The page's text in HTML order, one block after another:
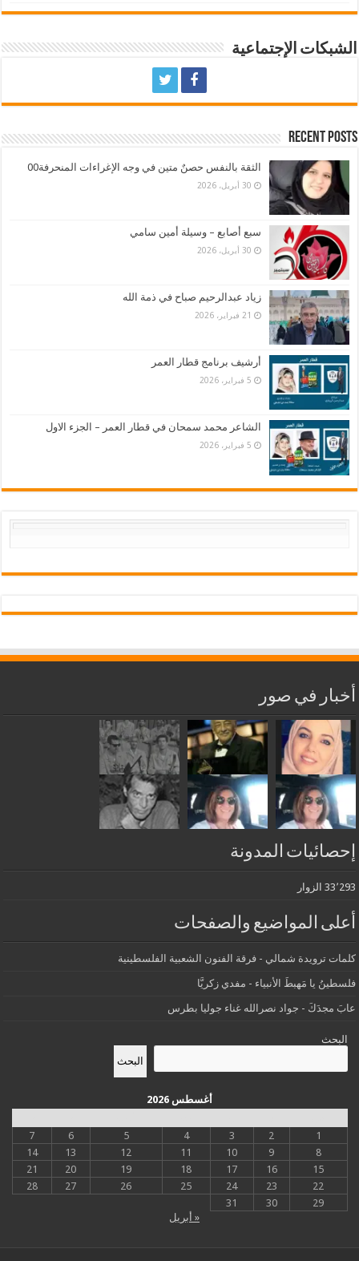
الشبكات الإجتماعية
Recent Posts
الثقة بالنفس حصنٌ متين في وجه الإغراءات المنحرفة00
30 أبريل، 2026
سبع أصابع – وسيلة أمين سامي
30 أبريل، 2026
زياد عبدالرحيم صباح في ذمة الله
21 فبراير، 2026
أرشيف برنامج قطار العمر
5 فبراير، 2026
الشاعر محمد سمحان في قطار العمر – الجزء الاول
5 فبراير، 2026
أخبار في صور
إحصائيات المدونة
33٬293 الزوار
أعلى المواضيع والصفحات
كلمات ترويدة شمالي - فرقة الفنون الشعبية الفلسطينية
فلسطينُ يا مَهبطَ الأنبياء - مفدي زكريَّا
عابَ مجدَكَ - جواد نصرالله غناء جوليا بطرس
البحث
البحث
أغسطس 2026
1
2
3
4
5
6
7
8
9
10
11
12
13
14
15
16
17
18
19
20
21
22
23
24
25
26
27
28
29
30
31
« أبريل